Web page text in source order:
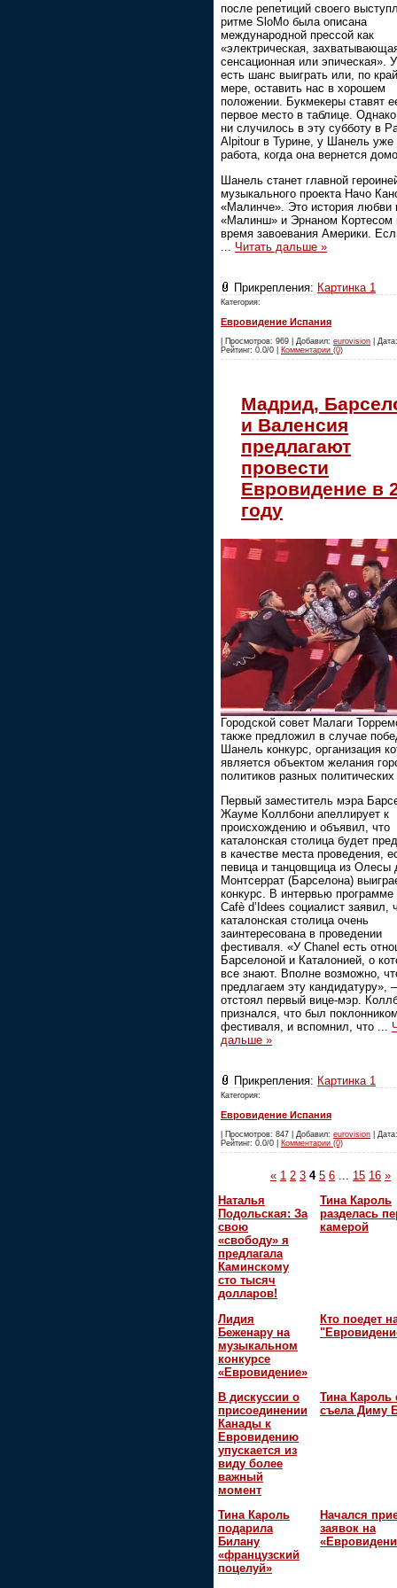
после репетиций своего
ритме SloMo была описана
международной прессой как
«электрическая,
сенсационная или эпическая».
есть шанс выиграть или, по
мере, оставить нас в хорошем
положении. Букмекеры ставят
первое место в таблице.
ни случилось в эту субботу в
Alpitour в Турине, у Шанель уже
работа, когда она вернется
Шанель станет главной
музыкального проекта Начо
«Малинче». Это история любви
«Малинш» и Эрнаном Кортесом
время завоевания Америки.
Читать дальше »
Прикрепления: Картинка 1
Категория:
Евровидение Испания
| Просмотров: 969 | Добавил: eurovision |
Рейтинг: 0.0/0 | Комментарии (0)
Мадрид,
и Валенсия
предлагают
провести
Евровидение в
году
Городской совет Малаги
также предложил в случае
Шанель конкурс, организация
является объектом желания
политиков разных политических
Первый заместитель мэра
Жауме Коллбони апеллирует к
происхождению и объявил, что
каталонская столица будет
в качестве места проведения,
певица и танцовщица из Олесы
Монтсеррат (Барселона)
конкурс. В интервью программе
Cafè d’Idees социалист заявил,
каталонская столица очень
заинтересована в проведении
фестиваля. «У Chanel есть
Барселоной и Каталонией, о
все знают. Вполне возможно,
предлагаем эту кандидатуру»,
отстоял первый вице-мэр.
признался, что был
фестиваля, и вспомнил, что
дальше »
Прикрепления: Картинка 1
Категория:
Евровидение Испания
| Просмотров: 847 | Добавил: eurovision |
Рейтинг: 0.0/0 | Комментарии (0)
« 1 2 3 4 5 6 ... 15 16 »
Наталья
Подольская: За
свою
«свободу» я
предлагала
Каминскому
сто тысяч
долларов!
Тина Кароль
разделась
камерой
Лидия
Беженару на
музыкальном
конкурсе
«Евровидение»
Кто поедет
В дискуссии о
присоединении
Канады к
Евровидению
упускается из
виду более
важный
момент
Тина Кароль
съела Диму
Тина Кароль
подарила
Билану
«французский
поцелуй»
Начался
заявок на